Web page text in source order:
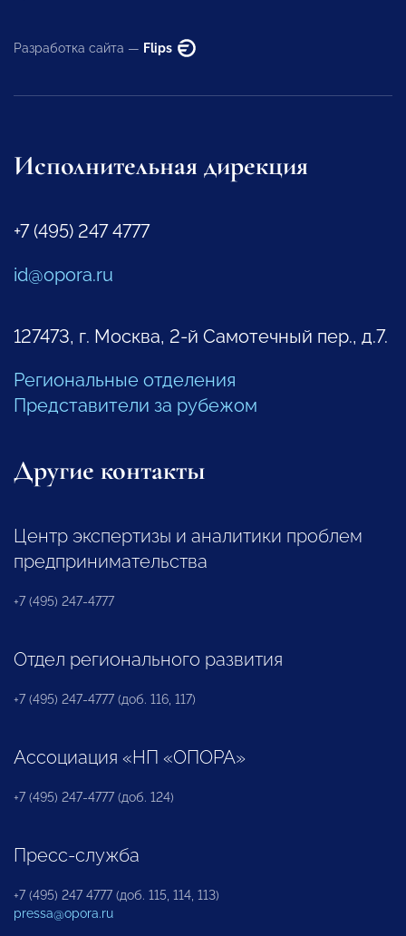
Разработка сайта — Flips
Исполнительная дирекция
+7 (495) 247 4777
id@opora.ru
127473, г. Москва, 2-й Самотечный пер., д.7.
Региональные отделения
Представители за рубежом
Другие контакты
Центр экспертизы и аналитики проблем
предпринимательства
+7 (495) 247-4777
Отдел регионального развития
+7 (495) 247-4777 (доб. 116, 117)
Ассоциация «НП «ОПОРА»
+7 (495) 247-4777 (доб. 124)
Пресс-служба
+7 (495) 247 4777 (доб. 115, 114, 113)
pressa@opora.ru